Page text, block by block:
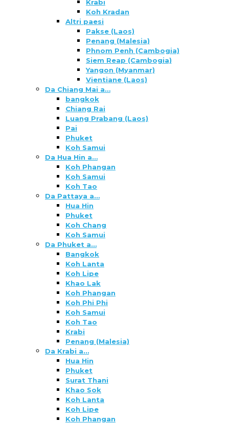
Krabi
Koh Kradan
Altri paesi
Pakse (Laos)
Penang (Malesia)
Phnom Penh (Cambogia)
Siem Reap (Cambogia)
Yangon (Myanmar)
Vientiane (Laos)
Da Chiang Mai a…
bangkok
Chiang Rai
Luang Prabang (Laos)
Pai
Phuket
Koh Samui
Da Hua Hin a…
Koh Phangan
Koh Samui
Koh Tao
Da Pattaya a…
Hua Hin
Phuket
Koh Chang
Koh Samui
Da Phuket a…
Bangkok
Koh Lanta
Koh Lipe
Khao Lak
Koh Phangan
Koh Phi Phi
Koh Samui
Koh Tao
Krabi
Penang (Malesia)
Da Krabi a…
Hua Hin
Phuket
Surat Thani
Khao Sok
Koh Lanta
Koh Lipe
Koh Phangan